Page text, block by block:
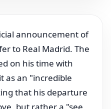
announcement of
to Real Madrid. The
on his time with
as an "incredible
that his departure
but rather a "see